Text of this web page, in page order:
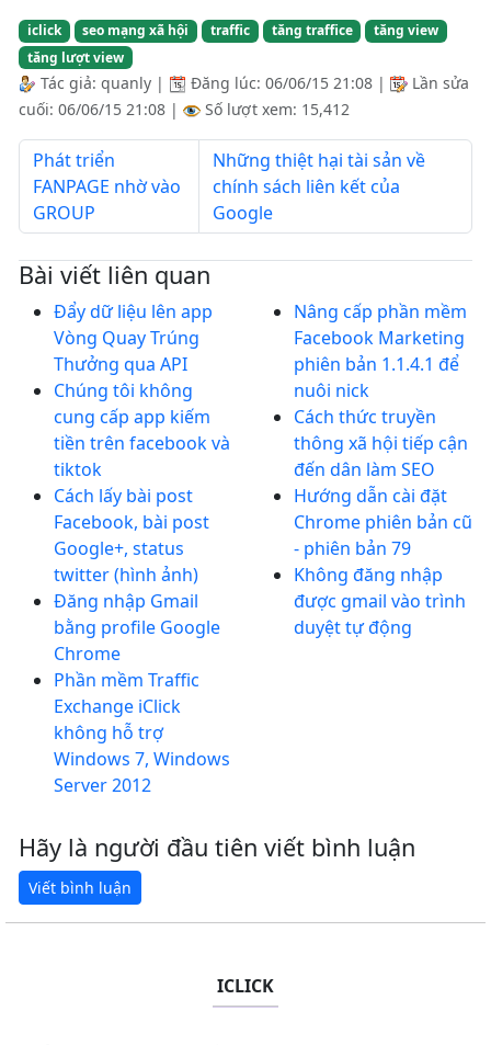
iclick seo mạng xã hội traffic tăng traffice
tăng view
tăng lượt view
Tác giả: quanly | Đăng lúc: 06/06/15 21:08 |
Lần sửa
cuối: 06/06/15 21:08 | Số lượt xem: 15,412
Phát triển
FANPAGE nhờ vào
GROUP
Những thiệt hại tài sản về
chính sách liên kết của
Google
Bài viết liên quan
Đẩy dữ liệu lên app
Vòng Quay Trúng
Thưởng qua API
Chúng tôi không
cung cấp app kiếm
tiền trên facebook và
tiktok
Cách lấy bài post
Facebook, bài post
Google+, status
twitter (hình ảnh)
Đăng nhập Gmail
bằng profile Google
Chrome
Phần mềm Traffic
Exchange iClick
không hỗ trợ
Windows 7, Windows
Server 2012
Nâng cấp phần mềm
Facebook Marketing
phiên bản 1.1.4.1 để
nuôi nick
Cách thức truyền
thông xã hội tiếp cận
đến dân làm SEO
Hướng dẫn cài đặt
Chrome phiên bản cũ
- phiên bản 79
Không đăng nhập
được gmail vào trình
duyệt tự động
Hãy là người đầu tiên viết bình luận
ICLICK